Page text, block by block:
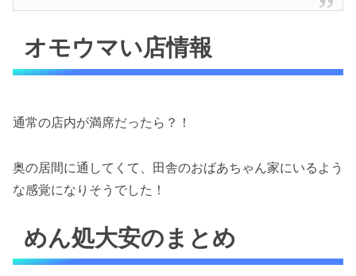
オモウマい店情報
通常の店内が満席だったら？！
奥の居間に通してくて、田舎のおばあちゃん家にいるよう
な感覚になりそうでした！
めん処大安のまとめ